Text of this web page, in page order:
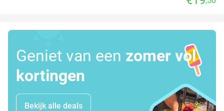
Geniet van een zomer vol
kortingen
Bekijk alle deals